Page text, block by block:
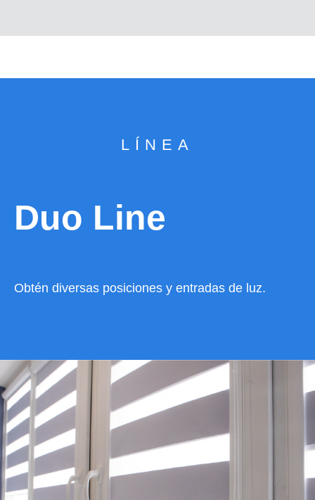
LÍNEA
Duo Line
Obtén diversas posiciones y entradas de luz.